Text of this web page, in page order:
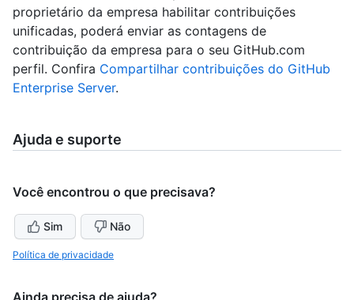
proprietário da empresa habilitar contribuições
unificadas, poderá enviar as contagens de
contribuição da empresa para o seu GitHub.com
perfil. Confira Compartilhar contribuições do GitHub
Enterprise Server.
Ajuda e suporte
Você encontrou o que precisava?
Sim Não
Política de privacidade
Ainda precisa de ajuda?